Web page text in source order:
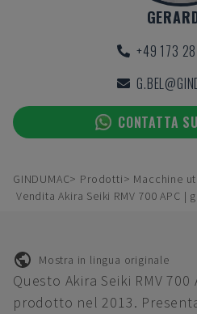
+49 173
CONTATTA
GINDUMAC Prodotti
Macchine
Vendita Akira Seiki RMV 700 APC |
Mostra in lingua originale
Questo Akira Seiki RMV 700
prodotto nel 2013.